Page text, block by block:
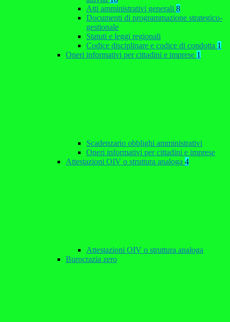
Atti amministrativi generali 8
Documenti di programmazione strategico-
gestionale
Statuti e leggi regionali
Codice disciplinare e codice di condotta 1
Oneri informativi per cittadini e imprese 1
Scadenzario obblighi amministrativi
Oneri informativi per cittadini e imprese
Attestazioni OIV o struttura analoga 4
Attestazioni OIV o struttura analoga
Burocrazia zero